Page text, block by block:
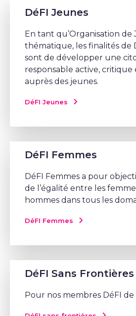
DéFI Jeunes
En tant qu’Organisation de
thématique, les finalités de
sont de développer une
responsable active, critique
auprès des jeunes.
DéFI Jeunes
DéFI Femmes
DéFI Femmes a pour
de l’égalité entre les
hommes dans tous les
DéFI Femmes
DéFI Sans Frontières
Pour nos membres DéFI de